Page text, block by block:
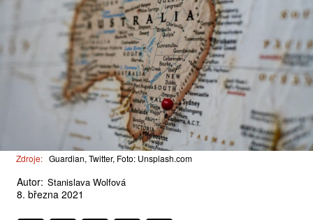
Zdroje: Guardian, Twitter, Foto: Unsplash.com
Autor: Stanislava Wolfová
8. března 2021